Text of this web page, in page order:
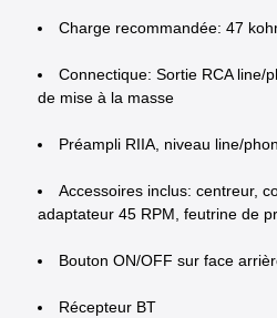
Charge recommandée: 47
Connectique: Sortie RCA line/
de mise à la masse
Préampli RIIA, niveau line/
Accessoires inclus: centreur,
adaptateur 45 RPM, feutrine de
Bouton ON/OFF sur face
Récepteur BT